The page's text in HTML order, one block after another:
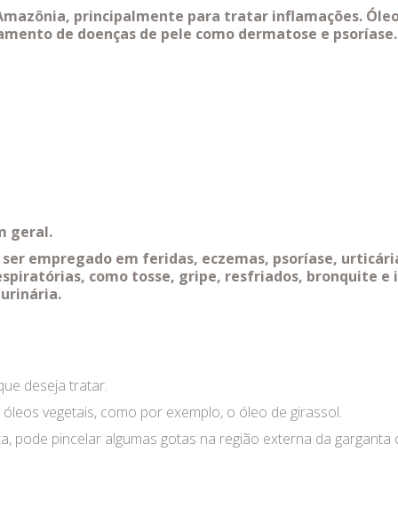
principalmente para tratar inflamações.
de doenças de pele como dermatose e psoríase.
geral.
empregado em feridas, eczemas, psoríase,
como tosse, gripe, resfriados, bronquite
deseja tratar.
vegetais, como por exemplo, o óleo de girassol.
pode pincelar algumas gotas na região externa da garganta